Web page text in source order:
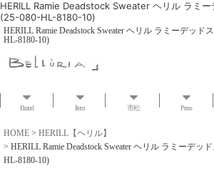
HERILL Ramie Deadstock Sweater ヘリル ラミー
(25-080-HL-8180-10)
HERILL Ramie Deadstock Sweater ヘリル ラミーデッド
HL-8180-10)
Brand Item 市松 Press
HOME > HERILL【ヘリル】
> HERILL Ramie Deadstock Sweater ヘリル ラミーデッ
HL-8180-10)